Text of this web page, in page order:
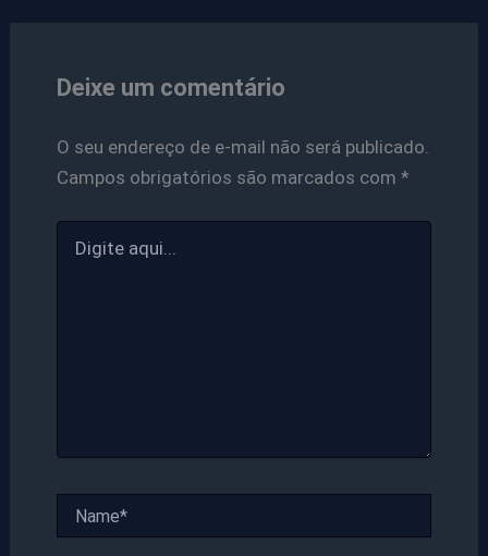
Deixe um comentário
O seu endereço de e-mail não será publicado.
Campos obrigatórios são marcados com *
aqui...